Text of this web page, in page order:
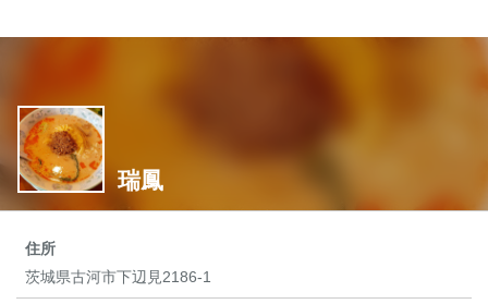
瑞鳳
住所
茨城県古河市下辺見2186-1